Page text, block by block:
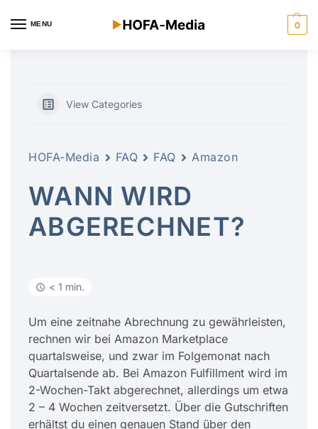
MENU 0
View Categories
HOFA-Media FAQ FAQ Amazon
WANN WIRD
ABGERECHNET?
< 1 min.
Um eine zeitnahe Abrechnung zu gewährleisten,
rechnen wir bei Amazon Marketplace
quartalsweise, und zwar im Folgemonat nach
Quartalsende ab. Bei Amazon Fulfillment wird im
2-Wochen-Takt abgerechnet, allerdings um etwa
2 – 4 Wochen zeitversetzt. Über die Gutschriften
erhältst du einen genauen Stand über den